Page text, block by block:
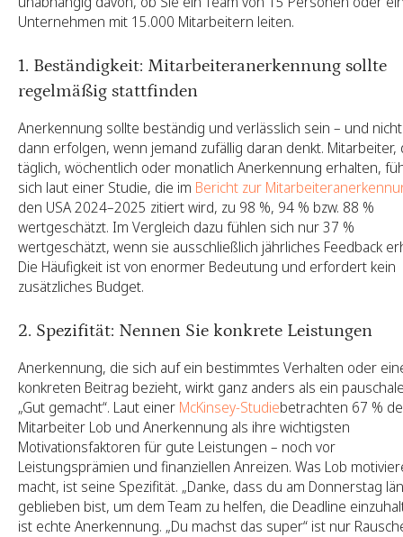
Unternehmen mit 15.000 Mitarbeitern leiten.
1. Beständigkeit: Mitarbeiteranerkennung sollte
regelmäßig stattfinden
Anerkennung sollte beständig und verlässlich sein – und
dann erfolgen, wenn jemand zufällig daran denkt. Mitarbeiter,
täglich, wöchentlich oder monatlich Anerkennung erhalten,
sich laut einer Studie, die im Bericht zur
den USA 2024–2025 zitiert wird, zu 98 %, 94 % bzw. 88 %
wertgeschätzt. Im Vergleich dazu fühlen sich nur 37 %
wertgeschätzt, wenn sie ausschließlich jährliches Feedback
Die Häufigkeit ist von enormer Bedeutung und erfordert kein
zusätzliches Budget.
2. Spezifität: Nennen Sie konkrete Leistungen
Anerkennung, die sich auf ein bestimmtes Verhalten oder
konkreten Beitrag bezieht, wirkt ganz anders als ein
„Gut gemacht“. Laut einer McKinsey-Studiebetrachten 67 %
Mitarbeiter Lob und Anerkennung als ihre wichtigsten
Motivationsfaktoren für gute Leistungen – noch vor
Leistungsprämien und finanziellen Anreizen. Was Lob
macht, ist seine Spezifität. „Danke, dass du am Donnerstag
geblieben bist, um dem Team zu helfen, die Deadline
ist echte Anerkennung. „Du machst das super“ ist nur